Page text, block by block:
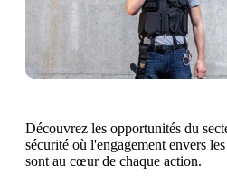
Découvrez les opportunités du
sécurité où l'engagement envers
sont au cœur de chaque action.